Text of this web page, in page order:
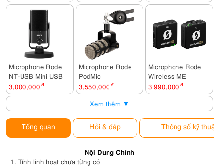
Microphone Rode
NT-USB Mini USB
3,000,000 đ
Microphone Rode
PodMic
3,550,000 đ
Microphone Rode
Wireless ME
3,990,000 đ
Xem thêm ▼
Tổng quan Hỏi & đáp Thông số kỹ thuật
Nội Dung Chính
1. Tính linh hoạt chưa từng có